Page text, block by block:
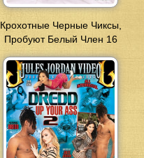
Крохотные Черные Чиксы,
Пробуют Белый Член 16